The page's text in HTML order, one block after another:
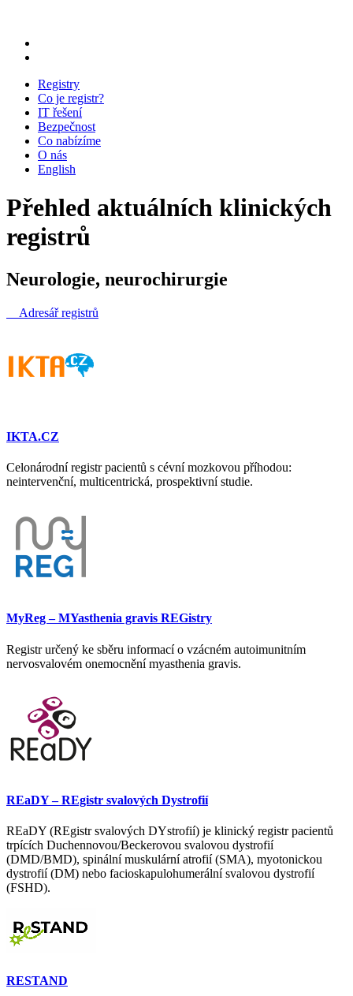
Registry
Co je registr?
IT řešení
Bezpečnost
Co nabízíme
O nás
English
Přehled aktuálních klinických
registrů
Neurologie, neurochirurgie
Adresář registrů
IKTA.CZ
Celonárodní registr pacientů s cévní mozkovou příhodou:
neintervenční, multicentrická, prospektivní studie.
MyReg – MYasthenia gravis REGistry
Registr určený ke sběru informací o vzácném autoimunitním
nervosvalovém onemocnění myasthenia gravis.
REaDY – REgistr svalových Dystrofií
REaDY (REgistr svalových DYstrofií) je klinický registr pacientů
trpících Duchennovou/Beckerovou svalovou dystrofií
(DMD/BMD), spinální muskulární atrofií (SMA), myotonickou
dystrofií (DM) nebo facioskapulohumerální svalovou dystrofií
(FSHD).
RESTAND